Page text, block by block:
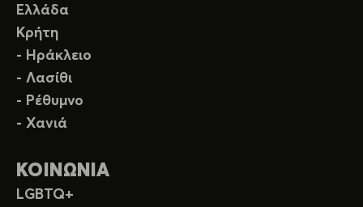
Ελλάδα
Κρήτη
- Ηράκλειο
- Λασίθι
- Ρέθυμνο
- Χανιά
ΚΟΙΝΩΝΙΑ
LGBTQ+